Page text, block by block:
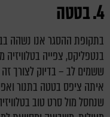
4. בטטה
בתקופת ההסגר אנו נשהה
בנטפליקס, צפייה
ששמים לב – בדיוק לצורך
איתה ציפס בטטה בתנור
שנחסל מול סרט טוב